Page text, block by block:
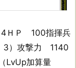
4ＨＰ 100指揮兵
）攻撃力 1140
LvUp加算量